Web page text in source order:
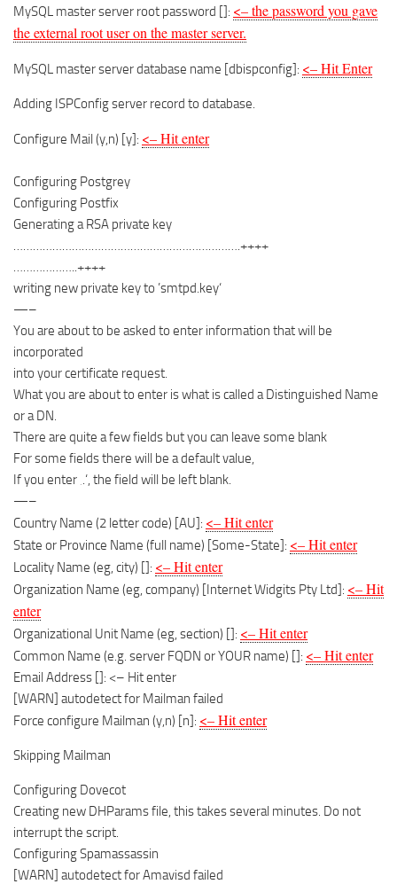
MySQL master server root password []: <– the password you gave
the external root user on the master server.
MySQL master server database name [dbispconfig]: <– Hit Enter
Adding ISPConfig server record to database.
Configure Mail (y,n) [y]: <– Hit enter
Configuring Postgrey
Configuring Postfix
Generating a RSA private key
…………………………………………………………….++++
………………..++++
writing new private key to ’smtpd.key‘
—–
You are about to be asked to enter information that will be
incorporated
into your certificate request.
What you are about to enter is what is called a Distinguished Name
or a DN.
There are quite a few fields but you can leave some blank
For some fields there will be a default value,
If you enter ‚.‘, the field will be left blank.
—–
Country Name (2 letter code) [AU]: <– Hit enter
State or Province Name (full name) [Some-State]: <– Hit enter
Locality Name (eg, city) []: <– Hit enter
Organization Name (eg, company) [Internet Widgits Pty Ltd]: <– Hit
enter
Organizational Unit Name (eg, section) []: <– Hit enter
Common Name (e.g. server FQDN or YOUR name) []: <– Hit enter
Email Address []: <– Hit enter
[WARN] autodetect for Mailman failed
Force configure Mailman (y,n) [n]: <– Hit enter
Skipping Mailman
Configuring Dovecot
Creating new DHParams file, this takes several minutes. Do not
interrupt the script.
Configuring Spamassassin
[WARN] autodetect for Amavisd failed